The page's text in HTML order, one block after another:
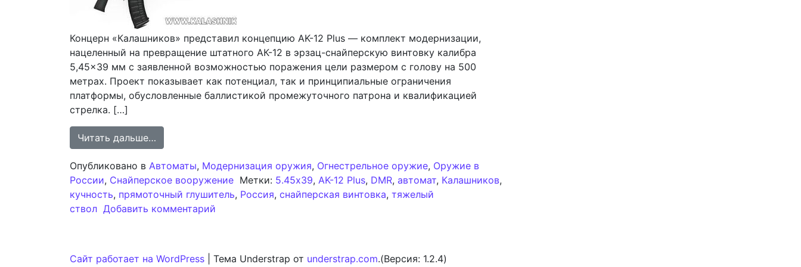
Концерн «Калашников» представил концепцию AK-12 Plus — комплект модернизации,
нацеленный на превращение штатного АК-12 в эрзац-снайперскую винтовку калибра
5,45×39 мм с заявленной возможностью поражения цели размером с голову на 500
метрах. Проект показывает как потенциал, так и принципиальные ограничения
платформы, обусловленные баллистикой промежуточного патрона и квалификацией
стрелка. […]
Читать дальше…
Опубликовано в Автоматы, Модернизация оружия, Огнестрельное оружие, Оружие в
России, Снайперское вооружение Метки: 5.45x39, AK-12 Plus, DMR, автомат, Калашников,
кучность, прямоточный глушитель, Россия, снайперская винтовка, тяжелый
ствол Добавить комментарий
Сайт работает на WordPress Тема Understrap от understrap.com.(Версия: 1.2.4)